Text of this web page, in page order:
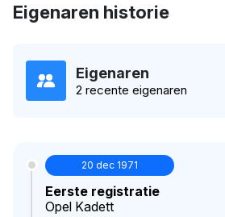
Eigenaren historie
Eigenaren
2 recente eigenaren
20 dec 1971
Eerste registratie
Opel Kadett